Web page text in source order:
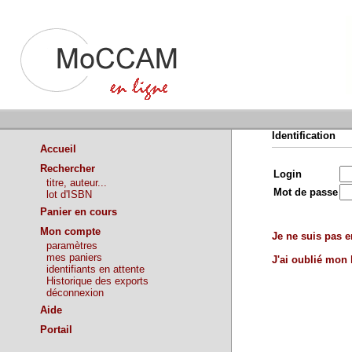
Accueil
Rechercher
titre, auteur...
lot d'ISBN
Panier en cours
Mon compte
paramètres
mes paniers
identifiants en attente
Historique des exports
déconnexion
Aide
Portail
Identification
Login
Mot de passe
Je ne suis pas
J'ai oublié mon